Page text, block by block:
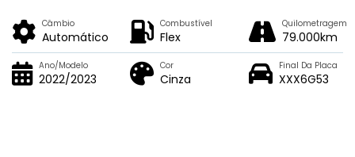
Câmbio
Automático
Combustível
Flex
Quilometragem
79.000km
Ano/Modelo
2022/2023
Cor
Cinza
Final Da Placa
XXX6G53